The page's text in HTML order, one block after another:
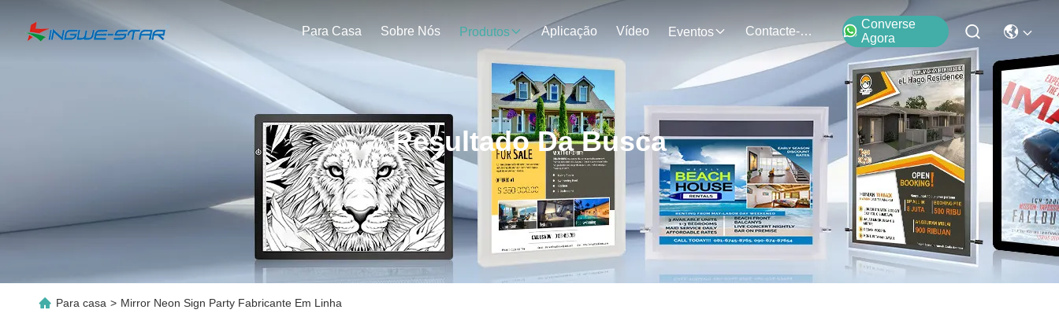
Para Casa Sobre Nós Produtos Aplicação Vídeo Eventos Contacte-Nos
Converse
Agora
Resultado Da Busca
Para casa > Mirror Neon Sign Party Fabricante Em Linha